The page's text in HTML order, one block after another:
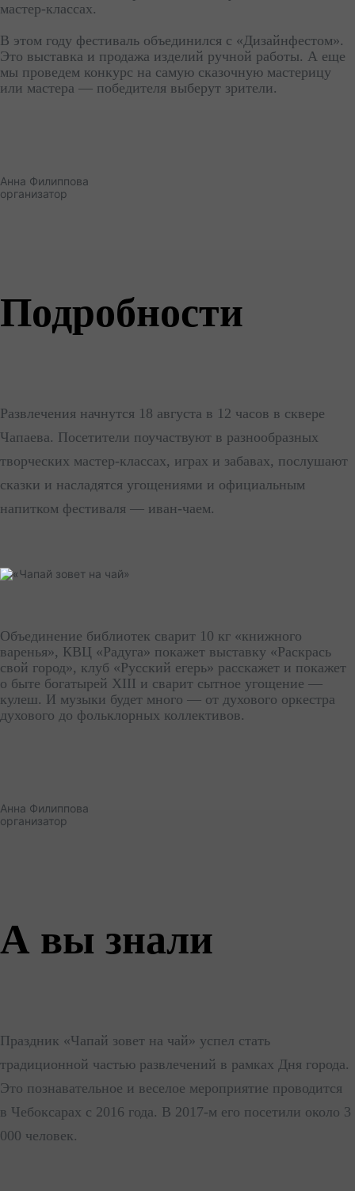
мастер-классах.
В этом году фестиваль объединился с «Дизайнфестом».
Это выставка и продажа изделий ручной работы. А еще
мы проведем конкурс на самую сказочную мастерицу
или мастера — победителя выберут зрители.
Анна Филиппова
организатор
Подробности
Развлечения начнутся 18 августа в 12 часов в сквере
Чапаева. Посетители поучаствуют в разнообразных
творческих мастер-классах, играх и забавах, послушают
сказки и насладятся угощениями и официальным
напитком фестиваля — иван-чаем.
Объединение библиотек сварит 10 кг «книжного
варенья», КВЦ «Радуга» покажет выставку «Раскрась
свой город», клуб «Русский егерь» расскажет и покажет
о быте богатырей XIII и сварит сытное угощение —
кулеш. И музыки будет много — от духового оркестра
духового до фольклорных коллективов.
Анна Филиппова
организатор
А вы знали
Праздник «Чапай зовет на чай» успел стать
традиционной частью развлечений в рамках Дня города.
Это познавательное и веселое мероприятие проводится
в Чебоксарах с 2016 года. В 2017-м его посетили около 3
000 человек.